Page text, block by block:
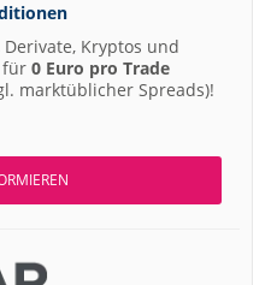
Derivate, Kryptos und
für 0 Euro pro Trade
marktüblicher Spreads)!